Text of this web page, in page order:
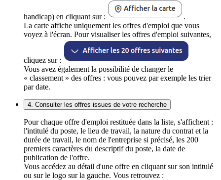
handicap) en cliquant sur :
.
La carte affiche uniquement les offres d'emploi que vous
voyez à l'écran. Pour visualiser les offres d'emploi suivantes,
cliquez sur :
Vous avez également la possibilité de changer le
« classement » des offres : vous pouvez par exemple les trier
par date.
4. Consulter les offres issues de votre recherche
Pour chaque offre d'emploi restituée dans la liste, s'affichent :
l'intitulé du poste, le lieu de travail, la nature du contrat et la
durée de travail, le nom de l'entreprise si précisé, les 200
premiers caractères du descriptif du poste, la date de
publication de l'offre.
Vous accédez au détail d'une offre en cliquant sur son intitulé
ou sur le logo sur la gauche. Vous retrouvez :